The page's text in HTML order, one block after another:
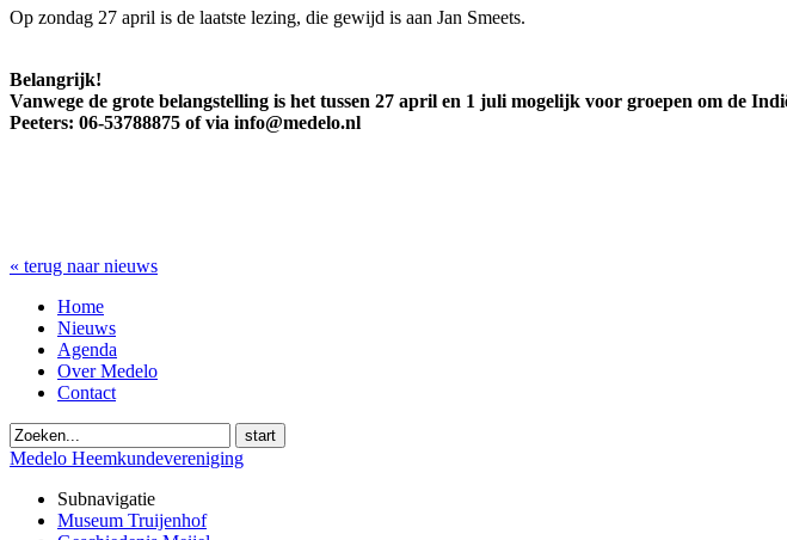
Op zondag 27 april is de laatste lezing, die gewijd is aan Jan Smeets.
Belangrijk!
Vanwege de grote belangstelling is het tussen 27 april en 1 juli mogelijk voor groepen om de
Peeters: 06-53788875 of via info@medelo.nl
« terug naar nieuws
Home
Nieuws
Agenda
Over Medelo
Contact
start
Medelo Heemkundevereniging
Subnavigatie
Museum Truijenhof